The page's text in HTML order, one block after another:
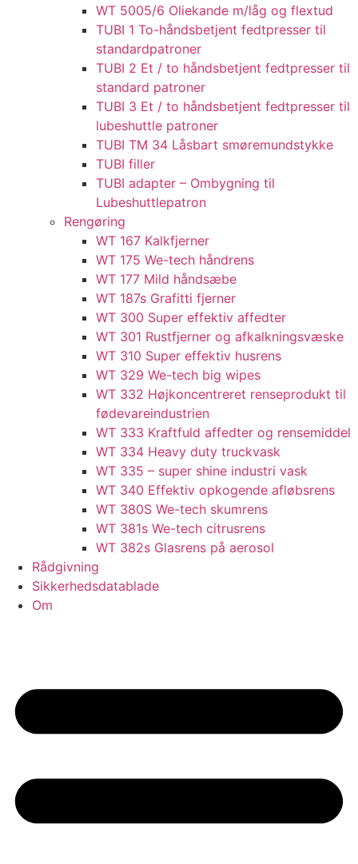
WT 5005/6 Oliekande m/låg og flextud​
TUBI 1 To-håndsbetjent fedtpresser til
standardpatroner
TUBI 2 Et / to håndsbetjent fedtpresser til
standard patroner
TUBI 3 Et / to håndsbetjent fedtpresser til
lubeshuttle patroner
TUBI TM 34 Låsbart smøremundstykke
TUBI filler
TUBI adapter​ – Ombygning til
Lubeshuttlepatron
Rengøring
WT 167 Kalkfjerner
WT 175 We-tech håndrens
WT 177 Mild håndsæbe
WT 187s Grafitti fjerner
WT 300 Super effektiv affedter​
WT 301 Rustfjerner og afkalkningsvæske
WT 310 Super effektiv husrens
WT 329 We-tech big wipes
WT 332 Højkoncentreret renseprodukt til
fødevareindustrien
WT 333 Kraftfuld affedter og rensemiddel
WT 334 Heavy duty truckvask
WT 335 – super shine industri vask
WT 340 Effektiv opkogende afløbsrens
WT 380S We-tech skumrens
WT 381s We-tech citrusrens
WT 382s Glasrens på aerosol​
Rådgivning
Sikkerhedsdatablade
Om